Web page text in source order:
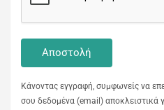
Κάνοντας εγγραφή, συμφωνείς να
σου δεδομένα (email) αποκλειστικά